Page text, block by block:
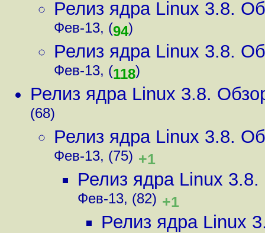
Релиз ядра Linux 3.8.
Фев-13, (94)
Релиз ядра Linux 3.8.
Фев-13, (118)
Релиз ядра Linux 3.8.
(68)
Релиз ядра Linux 3.8.
Фев-13, (75) +1
Релиз ядра Linux
Фев-13, (82) +1
Релиз ядра Linux